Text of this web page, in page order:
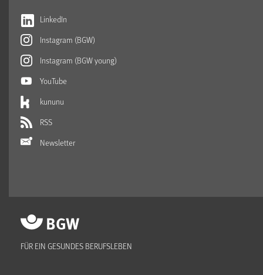
LinkedIn
Instagram (BGW)
Instagram (BGW young)
YouTube
kununu
RSS
Newsletter
FÜR EIN GESUNDES BERUFSLEBEN